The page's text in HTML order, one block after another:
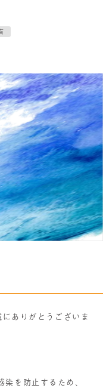
ありがとうございま
を防止するため、